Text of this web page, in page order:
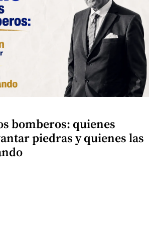
bomberos: quienes
piedras y quienes las